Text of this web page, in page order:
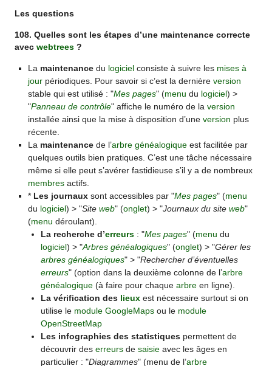
Les questions
108. Quelles sont les étapes d’une maintenance correcte
avecwebtrees ?
La maintenancedu logicielconsiste à suivre les mises à
jourpériodiques. Pour savoir si c’est la dernière version
stable qui est utilisé : "Mes pages" (menu du logiciel) >
"Panneau de contrôle" affiche le numéro de la version
installée ainsi que la mise à disposition d’une version plus
récente.
La maintenancede l’arbre généalogiqueest facilitée par
quelques outils bien pratiques. C’est une tâche nécessaire
même si elle peut s’avérer fastidieuse s’il y a de nombreux
membresactifs.
* Les journauxsont accessibles par "Mes pages" (menu
du logiciel) > "Site web" (onglet) > "Journaux du site web"
(menu déroulant).
La recherche d’erreurs : "Mes pages" (menu du
logiciel) > "Arbres généalogiques" (onglet) > "Gérer les
arbres généalogiques" > "Rechercher d’éventuelles
erreurs" (option dans la deuxième colonne de l’arbre
généalogique (à faire pour chaquearbre en ligne).
La vérification des lieux est nécessaire surtout si on
utilise le module GoogleMaps ou le module
OpenStreetMap
Les infographies des statistiques permettent de
découvrir deserreurs desaisie avec les âges en
particulier : "Diagrammes" (menu de l’arbre